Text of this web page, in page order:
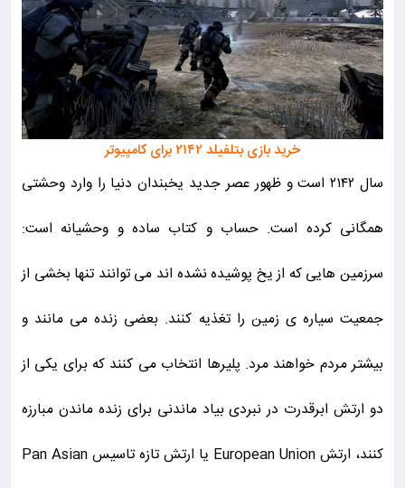
خرید بازی بتلفیلد ۲۱۴۲ برای کامپیوتر
سال ۲۱۴۲ است و ظهور عصر جدید یخبندان دنیا را وارد وحشتی
همگانی کرده است. حساب و کتاب ساده و وحشیانه است:
سرزمین هایی که از یخ پوشیده نشده اند می توانند تنها بخشی از
جمعیت سیاره ی زمین را تغذیه کنند. بعضی زنده می مانند و
بیشتر مردم خواهند مرد. پلیرها انتخاب می کنند که برای یکی از
دو ارتش ابرقدرت در نبردی بیاد ماندنی برای زنده ماندن مبارزه
کنند، ارتش European Union یا ارتش تازه تاسیس Pan Asian